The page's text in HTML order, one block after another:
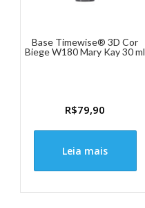
Base Timewise® 3D Cor
Biege W180 Mary Kay 30 ml
R$79,90
Leia mais